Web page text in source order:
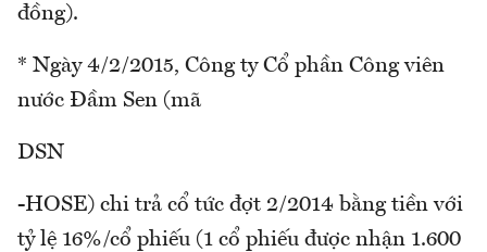
đồng).
* Ngày 4/2/2015, Công ty Cổ phần Công viên
nước Đầm Sen (mã
DSN
-HOSE) chi trả cổ tức đợt 2/2014 bằng tiền với
tỷ lệ 16%/cổ phiếu (1 cổ phiếu được nhận 1.600